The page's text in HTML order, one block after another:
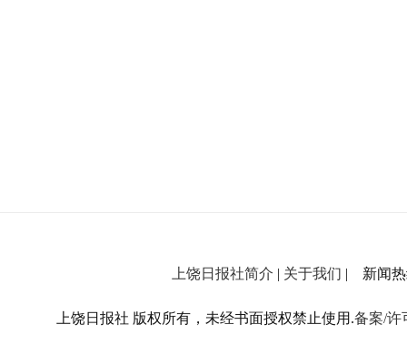
上饶日报社简介 | 关于我们 | 新闻热
上饶日报社 版权所有，未经书面授权禁止使用.备案/许